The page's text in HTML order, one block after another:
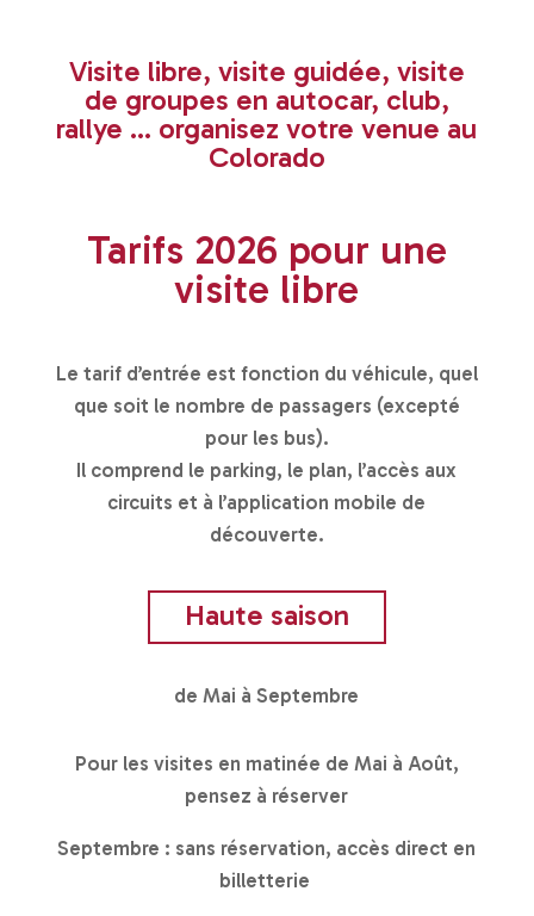
Visite libre, visite guidée, visite
de groupes en autocar, club,
rallye … organisez votre venue au
Colorado
Tarifs 2026 pour une
visite libre
Le tarif d’entrée est fonction du véhicule, quel
que soit le nombre de passagers (excepté
pour les bus).
Il comprend le parking, le plan, l’accès aux
circuits et à l’application mobile de
découverte.
Haute saison
de Mai à Septembre
Pour les visites en matinée de Mai à Août,
pensez à réserver
Septembre : sans réservation, accès direct en
billetterie